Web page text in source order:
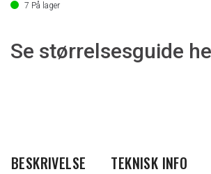
7 På lager
Se størrelsesguide
BESKRIVELSE TEKNISK INFO